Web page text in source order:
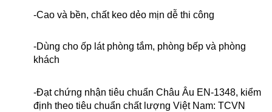
-Cao và bền, chất keo dẻo mịn dễ thi công
-Dùng cho ốp lát phòng tắm, phòng bếp và phòng
khách
-Đạt chứng nhận tiêu chuẩn Châu Âu EN-1348, kiểm
định theo tiêu chuẩn chất lượng Việt Nam: TCVN